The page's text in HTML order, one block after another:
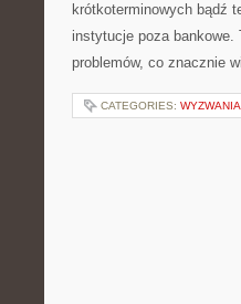
krótkoterminowych bądź
instytucje poza bankowe.
problemów, co znacznie
CATEGORIES: